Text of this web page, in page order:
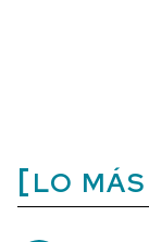
LO MÁS